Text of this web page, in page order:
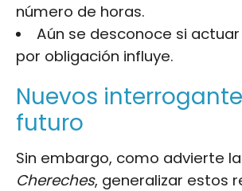
número de horas.
Aún se desconoce si
por obligación influye.
Nuevos
futuro
Sin embargo, como advierte
Chereches, generalizar estos